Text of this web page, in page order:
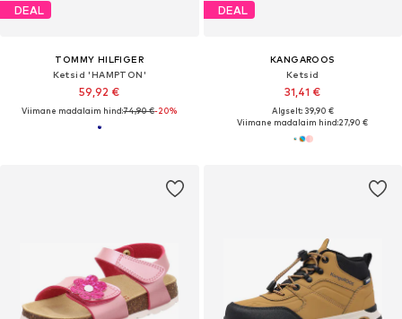
DEAL
TOMMY HILFIGER
Ketsid 'HAMPTON'
59,92 €
Viimane madalaim hind:74,90 €-20%
DEAL
KANGAROOS
Ketsid
31,41 €
Algselt: 39,90 €
Viimane madalaim hind:27,90 €